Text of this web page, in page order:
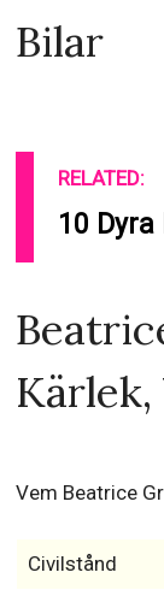
Bilar
RELATED:
10
Vem Beatrice
Civilstånd